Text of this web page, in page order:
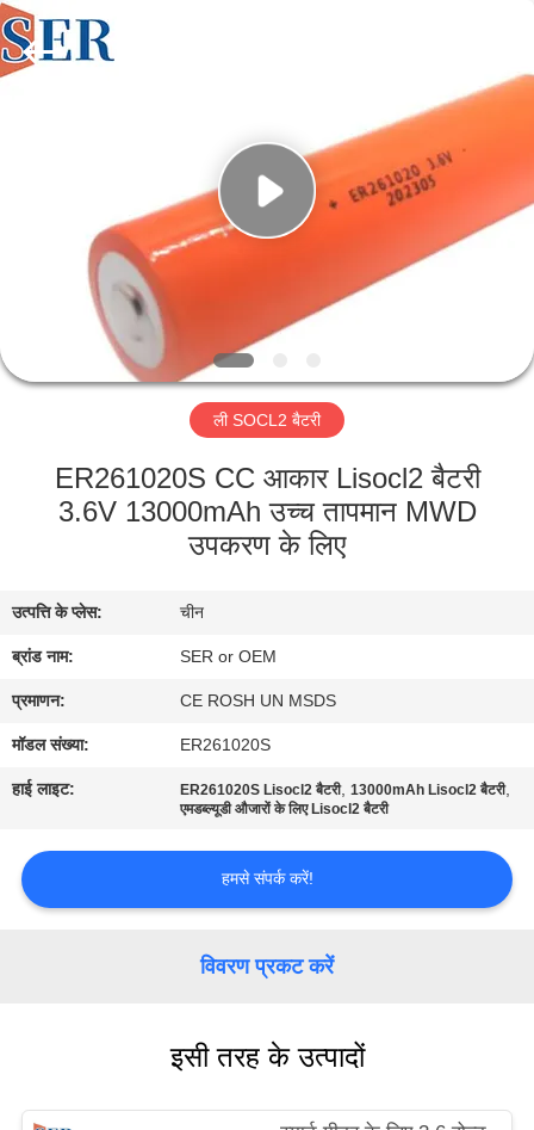
में
यात्रा
नियंत्रण
हमसे
संपर्क
करें
एक
साइटमैप
Guangzhou
Serui
Battery
Technology
Co,.Ltd.
All
ली SOCL2 बैटरी
ER261020S CC आकार Lisocl2 बैटरी
3.6V 13000mAh उच्च तापमान MWD
उपकरण के लिए
उत्पत्ति के प्लेस: चीन
ब्रांड नाम: SER or OEM
प्रमाणन: CE ROSH UN MSDS
मॉडल संख्या: ER261020S
हाई लाइट: ER261020S Lisocl2 बैटरी,13000mAh Lisocl2 बैटरी,
एमडब्ल्यूडी औजारों के लिए Lisocl2 बैटरी
हमसे संपर्क करें!
विवरण प्रकट करें
इसी तरह के उत्पादों